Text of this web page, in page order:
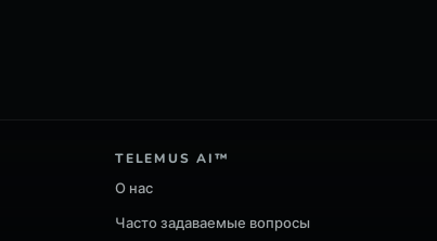
TELEMUS AI™
О нас
Часто задаваемые вопросы